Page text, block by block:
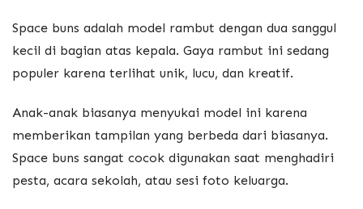
Space buns adalah model rambut dengan dua sanggul
kecil di bagian atas kepala. Gaya rambut ini sedang
populer karena terlihat unik, lucu, dan kreatif.
Anak-anak biasanya menyukai model ini karena
memberikan tampilan yang berbeda dari biasanya.
Space buns sangat cocok digunakan saat menghadiri
pesta, acara sekolah, atau sesi foto keluarga.